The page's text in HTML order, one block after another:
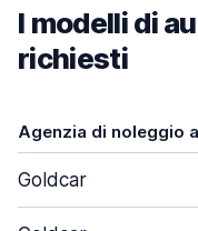
I modelli di
richiesti
Agenzia di noleggio
Goldcar